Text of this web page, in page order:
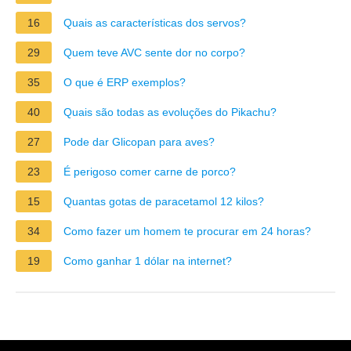
16 Quais as características dos servos?
29 Quem teve AVC sente dor no corpo?
35 O que é ERP exemplos?
40 Quais são todas as evoluções do Pikachu?
27 Pode dar Glicopan para aves?
23 É perigoso comer carne de porco?
15 Quantas gotas de paracetamol 12 kilos?
34 Como fazer um homem te procurar em 24 horas?
19 Como ganhar 1 dólar na internet?